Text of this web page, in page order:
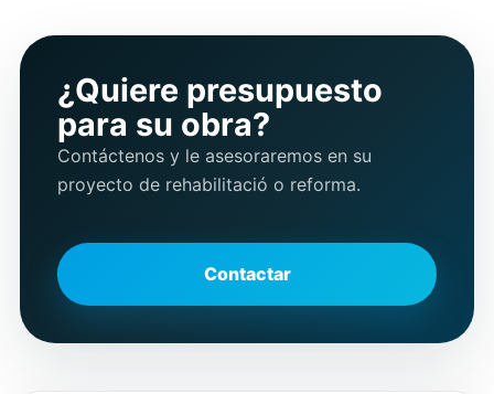
¿Quiere presupuesto
para su obra?
Contáctenos y le asesoraremos en su
proyecto de rehabilitació o reforma.
Contactar